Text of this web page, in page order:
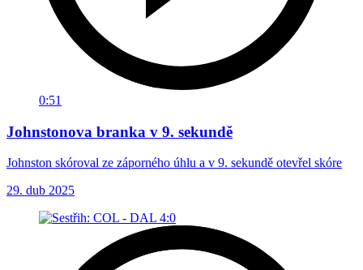
0:51
Johnstonova branka v 9. sekundě
Johnston skóroval ze záporného úhlu a v 9. sekundě otevřel skóre
29. dub 2025